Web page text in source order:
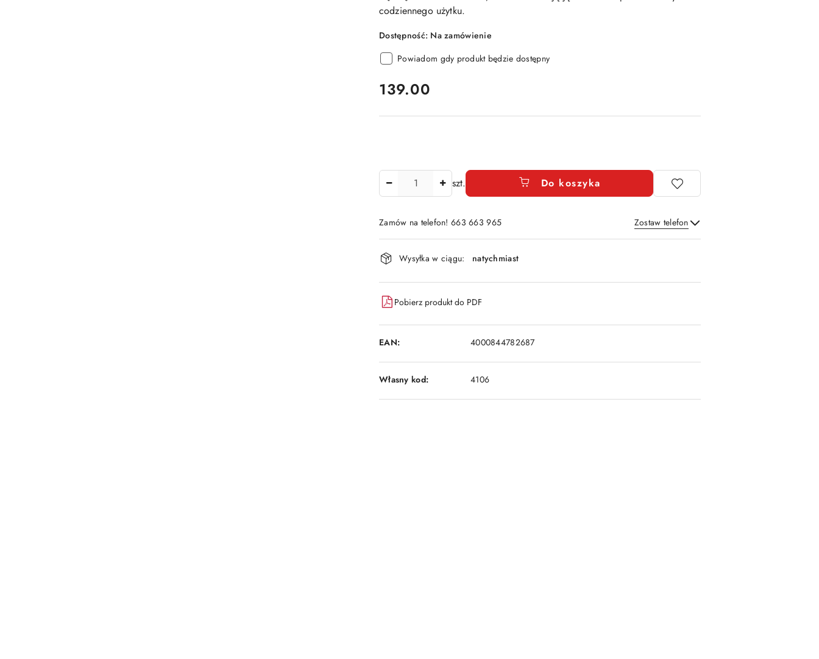
codziennego użytku.
Dostępność: Na zamówienie
Powiadom gdy produkt będzie dostępny
cena:
139.00
szt. Do koszyka
Zamów na telefon! 663 663 965 Zostaw telefon
Wyślij
Dostępność
i
dostawa
Wysyłka w ciągu: natychmiast
Pobierz produkt do PDF
EAN: 4000844782687
Własny kod: 4106